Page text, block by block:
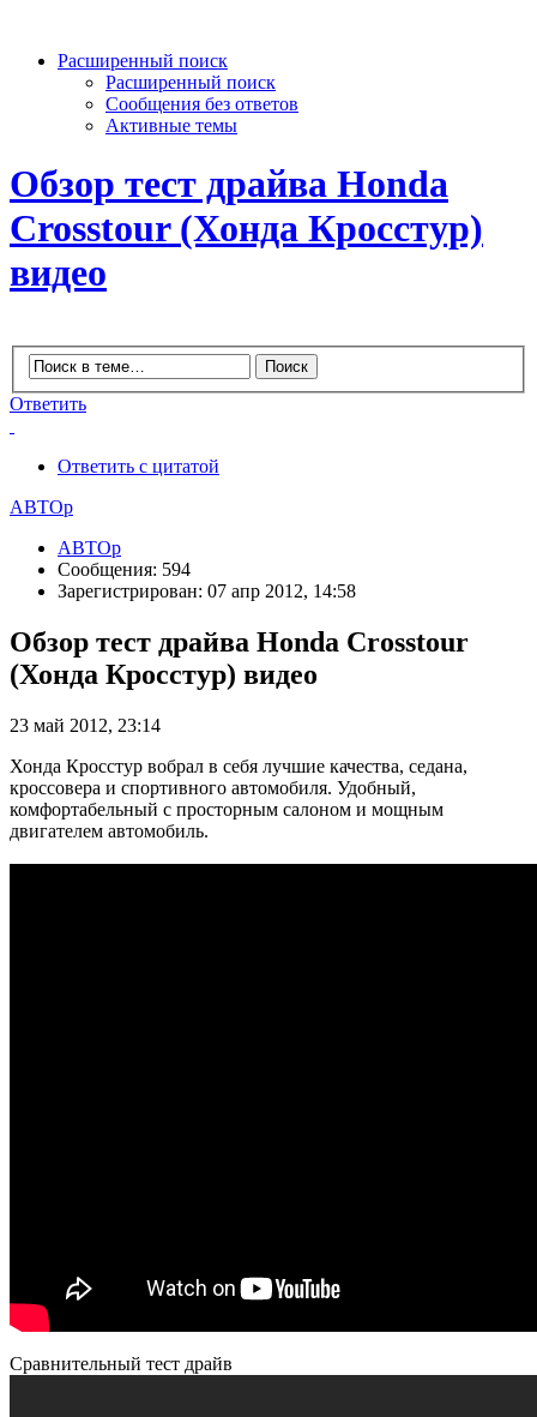
Расширенный поиск
Расширенный поиск
Сообщения без ответов
Активные темы
Обзор тест драйва Honda
Crosstour (Хонда Кросстур)
видео
Ответить
Ответить с цитатой
АВТОр
АВТОр
Сообщения: 594
Зарегистрирован: 07 апр 2012, 14:58
Обзор тест драйва Honda Crosstour
(Хонда Кросстур) видео
23 май 2012, 23:14
Хонда Кросстур вобрал в себя лучшие качества, седана,
кроссовера и спортивного автомобиля. Удобный,
комфортабельный с просторным салоном и мощным
двигателем автомобиль.
Сравнительный тест драйв